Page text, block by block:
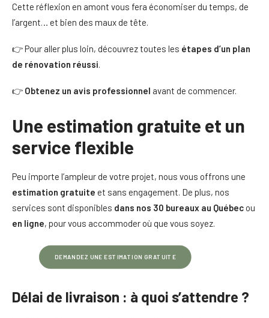
Cette réflexion en amont vous fera économiser du temps, de
l’argent… et bien des maux de tête.
👉 Pour aller plus loin, découvrez toutes les étapes d’un plan
de rénovation réussi.
👉 Obtenez un avis professionnel avant de commencer.
Une estimation gratuite et un
service flexible
Peu importe l’ampleur de votre projet, nous vous offrons une
estimation gratuite et sans engagement. De plus, nos
services sont disponibles dans nos 30 bureaux au Québec ou
en ligne, pour vous accommoder où que vous soyez.
DEMANDEZ UNE ESTIMATION GRATUITE
Délai de livraison : à quoi s’attendre ?